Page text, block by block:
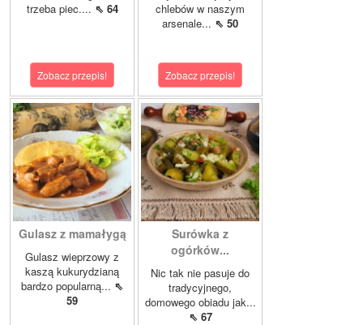
trzeba piec.... ⇖ 64
Zobacz przepis!
chlebów w naszym
arsenale... ⇖ 50
Zobacz przepis!
Gulasz z mamałygą
Gulasz wieprzowy z
kaszą kukurydzianą
bardzo popularną... ⇖
59
Surówka z
ogórków...
Nic tak nie pasuje do
tradycyjnego,
domowego obiadu jak...
⇖ 67